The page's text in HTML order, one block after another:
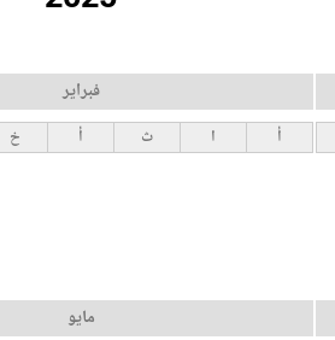
فبراير
أ ا ث أ خ
مايو